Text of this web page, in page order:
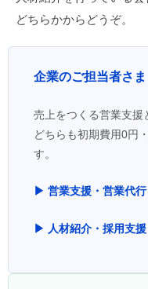
どちらかからどうぞ。
企業のご担当者さま
売上をつくる営業支援
どちらも初期費用0円
す。
▶ 営業支援・営業代行
▶ 人材紹介・採用支援